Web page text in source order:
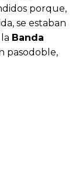
porque,
se estaban
Banda
pasodoble,